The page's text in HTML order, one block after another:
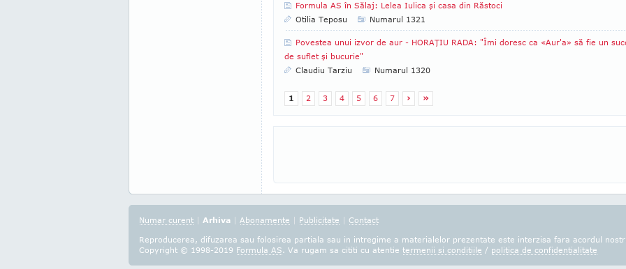
Formula AS în Sălaj: Lelea Iulica şi casa din Răstoci
Otilia Teposu
Numarul 1321
Povestea unui izvor de aur - HORAŢIU RADA: "Îmi doresc ca «Aur'a» să fie un
de suflet şi bucurie"
Claudiu Tarziu
Numarul 1320
1 2 3 4 5 6 7 › »
Numar curent | Arhiva | Abonamente | Publicitate | Contact
Reproducerea, difuzarea sau folosirea partiala sau in intregime a materialelor prezentate este interzisa fara acordul
Copyright © 1998-2019 Formula AS. Va rugam sa cititi cu atentie termenii si conditiile / politica de confidentialitate